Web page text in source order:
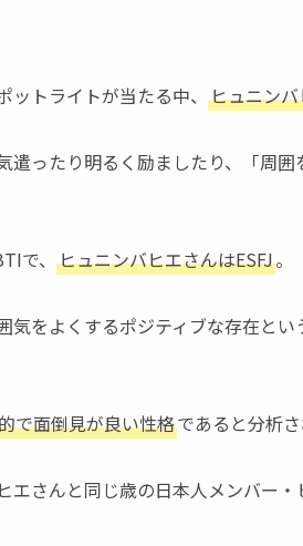
ットライトが当たる中、 ヒュニン
遣ったり明るく励ましたり、「周
で、 ヒュニンバヒエさんはESFJ。
気をよくするポジティブな存在と
で面倒見が良い性格であると分析さ
エさんと同じ歳の日本人メンバー・